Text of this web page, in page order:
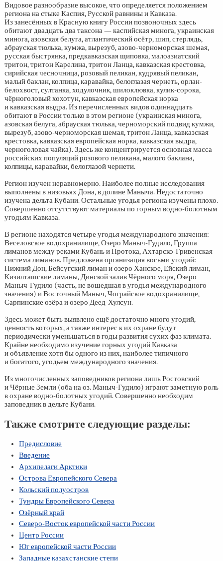
Видовое разнообразие высокое, что определяется положением
региона на стыке Каспия, Русской равнины и Кавказа.
Из занесённых в Красную книгу России позвоночных здесь
обитают двадцать два таксона — каспийская минога, украинская
минога, азовская белуга, атлантический осётр, шип, стерлядь,
абрауская тюлька, кумжа, вырезуб, азово-черноморская шемая,
русская быстрянка, предкавказская щиповка, малоазиатский
тритон, тритон Карелина, тритон Ланца, кавказская крестовка,
сирийская чесночница, розовый пеликан, кудрявый пеликан,
малый баклан, колпица, каравайка, белоглазая чернеть, орлан-
белохвост, султанка, ходулочник, шилоклювка, кулик-сорока,
чёрноголовый хохотун, кавказская европейская норка
и кавказская выдра. Из перечисленных видов одиннадцать
обитают в России только в этом регионе (украинская минога,
азовская белуга, абрауская тюлька, черноморский подвид кумжи,
вырезуб, азово-черноморская шемая, тритон Ланца, кавказская
крестовка, кавказская европейская норка, кавказская выдра,
черноголовая чайка). Здесь же концентрируется основная масса
российских популяций розового пеликана, малого баклана,
колпицы, каравайки, белоглазой чернети.
Регион изучен неравномерно. Наиболее полные исследования
выполнены в низовьях Дона, в долине Маныча. Недостаточно
изучена дельта Кубани. Остальные угодья региона изучены плохо.
Совершенно отсутствуют материалы по горным водно-болотным
угодьям Кавказа.
В регионе находятся четыре угодья международного значения:
Веселовское водохранилище, Озеро Маныч-Гудило, Группа
лиманов между реками Кубань и Протока, Ахтарско-Гривенская
система лиманов. Предложена организация восьми угодий:
Нижний Дон, Бейсугский лиман и озеро Ханское, Ейский лиман,
Кизилташские лиманы, Динской залив Чёрного моря, Озеро
Маныч-Гудило (часть, не вошедшая в угодья международного
значения) и Восточный Маныч, Чограйское водохранилище,
Сарпинские озёра и озеро Деед-Хулсун.
Здесь может быть выявлено ещё достаточно много угодий,
ценность которых, а также интерес к их охране будут
периодически уменьшаться в годы развития сухих фаз климата.
Крайне необходимо изучение горных угодий Кавказа
и объявление хотя бы одного из них, наиболее типичного
и богатого, угодьем международного значения.
Из многочисленных заповедников региона лишь Ростовский
и Чёрные Земли (оба на оз. Маныч-Гудило) играют заметную роль
в охране водно-болотных угодий. Совершенно необходим
заповедник в дельте Кубани.
Также смотрите следующие разделы:
Предисловие
Введение
Архипелаги Арктики
Острова Европейского Севера
Кольский полуостров
Тундры Европейского Севера
Озёрный край
Северо-Восток европейской части России
Центр России
Юг европейской части России
Западные казахстанские степи